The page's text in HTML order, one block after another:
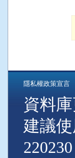
隱私權政策宣言
資料
建議